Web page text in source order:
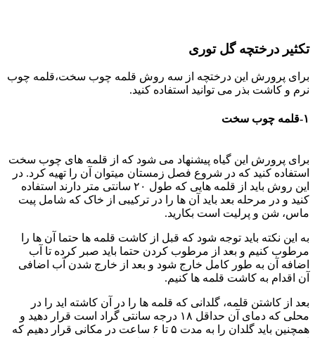
تکثیر درختچه گل توری
برای پرورش این درختچه از سه روش قلمه چوب سخت،قلمه چوب
نرم و کاشت بذر می توانید استفاده کنید.
۱-قلمه چوب سخت
برای پرورش این گیاه پیشنهاد می شود که از قلمه های چوب سخت
استفاده کنید که در شروع فصل زمستان میتوان آن را تهیه کرد. در
این روش باید از قلمه هایی که طول ۲۰ سانتی متر دارند استفاده
کنید و در مرحله بعد باید آن ها را در ترکیبی از خاک که شامل پیت
ماس، شن و پرلیت است بکارید.
به این نکته باید توجه شود که قبل از کاشت قلمه ها حتما آن ها را
مرطوب کنیم و بعد از مرطوب کردن حتما باید صبر کرده تا آب
اضافه آن به طور کامل خارج شود و بعد از خارج شدن آب اضافی
آن اقدام به کاشت قلمه ها کنیم.
بعد از کاشتن قلمه، گلدانی که قلمه ها را در آن کاشته اید را در
محلی که دمای آن حداقل ۱۸ درجه سانتی گراد است قرار دهید و
همچنین باید گلدان را به مدت ۵ تا ۶ ساعت در مکانی قرار دهیم که